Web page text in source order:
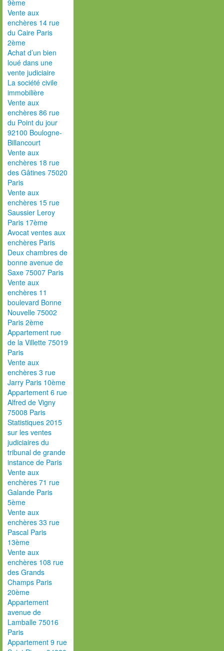
9ème
Vente aux
enchères 14 rue
du Caire Paris
2ème
Achat d’un bien
loué dans une
vente judiciaire
La société civile
immobilière
Vente aux
enchères 86 rue
du Point du jour
92100 Boulogne-
Billancourt
Vente aux
enchères 18 rue
des Gâtines 75020
Paris
Vente aux
enchères 15 rue
Saussier Leroy
Paris 17ème
Avocat ventes aux
enchères Paris
Deux chambres de
bonne avenue de
Saxe 75007 Paris
Vente aux
enchères 11
boulevard Bonne
Nouvelle 75002
Paris 2ème
Appartement rue
de la Villette 75019
Paris
Vente aux
enchères 3 rue
Jarry Paris 10ème
Appartement 6 rue
Alfred de Vigny
75008 Paris
Statistiques 2015
sur les ventes
judiciaires du
tribunal de grande
instance de Paris
Vente aux
enchères 71 rue
Galande Paris
5ème
Vente aux
enchères 33 rue
Pascal Paris
13ème
Vente aux
enchères 108 rue
des Grands
Champs Paris
20ème
Appartement
avenue de
Lamballe 75016
Paris
Appartement 9 rue